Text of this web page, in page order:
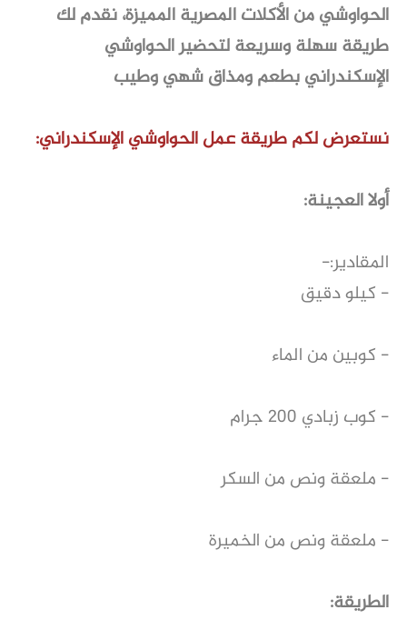
الحواوشي من الأكلات المصرية المميزة، نقدم لك
طريقة سهلة وسريعة لتحضير الحواوشي
الإسكندراني بطعم ومذاق شهي وطيب
نستعرض لكمطريقة عملالحواوشي الإسكندراني:
أولا العجينة:
المقادير:-
- كيلو دقيق
- كوبين من الماء
- كوب زبادي 200 جرام
- ملعقة ونص من السكر
- ملعقة ونص من الخميرة
الطريقة: